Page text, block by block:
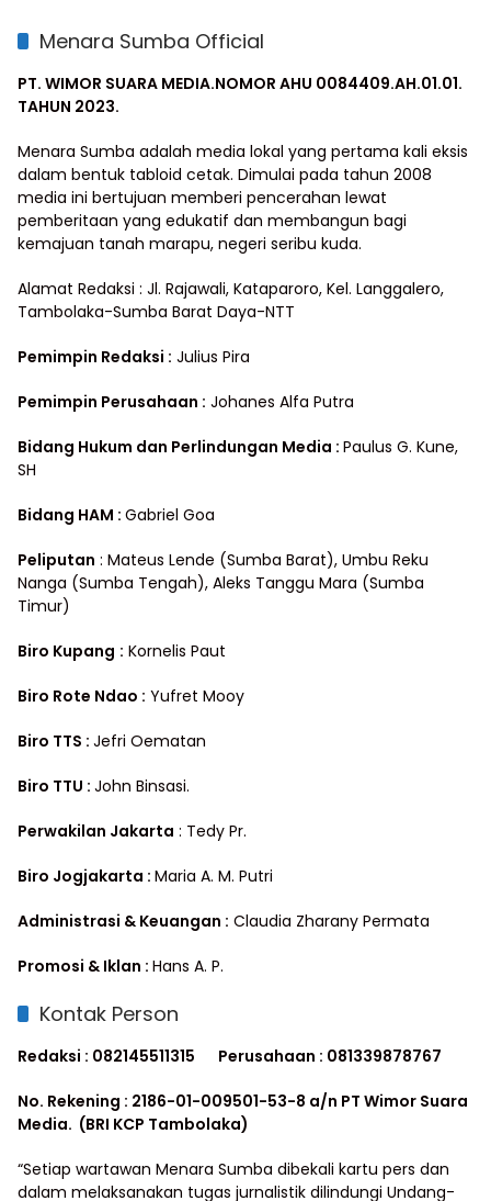
Menara Sumba Official
PT. WIMOR SUARA MEDIA.NOMOR AHU 0084409.AH.01.01.
TAHUN 2023.
Menara Sumba adalah media lokal yang pertama kali eksis
dalam bentuk tabloid cetak. Dimulai pada tahun 2008
media ini bertujuan memberi pencerahan lewat
pemberitaan yang edukatif dan membangun bagi
kemajuan tanah marapu, negeri seribu kuda.
Alamat Redaksi : Jl. Rajawali, Kataparoro, Kel. Langgalero,
Tambolaka-Sumba Barat Daya-NTT
Pemimpin Redaksi : Julius Pira
Pemimpin Perusahaan : Johanes Alfa Putra
Bidang Hukum dan Perlindungan Media : Paulus G. Kune,
SH
Bidang HAM : Gabriel Goa
Peliputan : Mateus Lende (Sumba Barat), Umbu Reku
Nanga (Sumba Tengah), Aleks Tanggu Mara (Sumba
Timur)
Biro Kupang : Kornelis Paut
Biro Rote Ndao : Yufret Mooy
Biro TTS : Jefri Oematan
Biro TTU : John Binsasi.
Perwakilan Jakarta : Tedy Pr.
Biro Jogjakarta : Maria A. M. Putri
Administrasi & Keuangan : Claudia Zharany Permata
Promosi & Iklan : Hans A. P.
Kontak Person
Redaksi : 082145511315 Perusahaan : 081339878767
No. Rekening : 2186-01-009501-53-8 a/n PT Wimor Suara
Media. (BRI KCP Tambolaka)
“Setiap wartawan Menara Sumba dibekali kartu pers dan
dalam melaksanakan tugas jurnalistik dilindungi Undang-